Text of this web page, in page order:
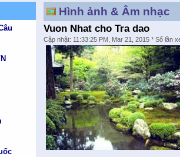
Hình ảnh & Âm nhạc
Vuon Nhat cho Tra dao
Cập nhật: 11:33:25 PM, Mar 21, 2015 * Số lần